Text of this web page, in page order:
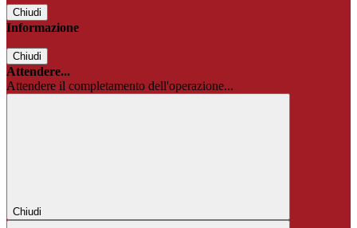
Chiudi
Informazione
Chiudi
Attendere...
Attendere il completamento dell'operazione...
Chiudi